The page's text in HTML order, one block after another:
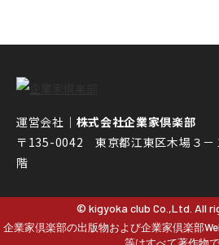
運営会社｜ 株式会社企業家倶楽部
〒135-0042 東京都江東区木場３－
階
© kigyoka club Co.,Ltd. All
企業家倶楽部の出版物および企業家倶楽部